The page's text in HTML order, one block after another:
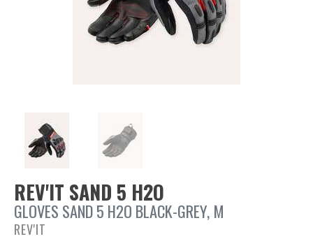
REV'IT SAND 5 H2O
GLOVES SAND 5 H2O BLACK-GREY, M
REV'IT